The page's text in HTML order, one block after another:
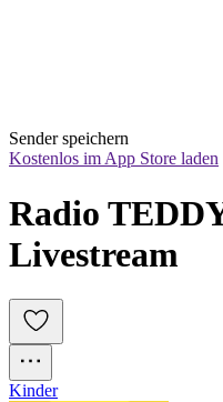
Sender speichern
Kostenlos im App Store laden
Radio
Livestream
Kinder